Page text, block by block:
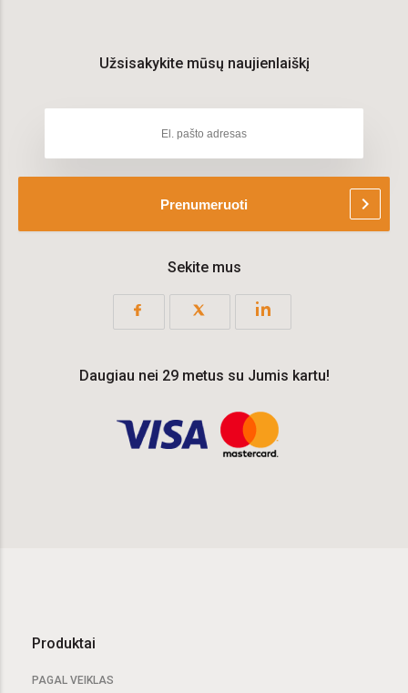
Užsisakykite mūsų naujienlaiškį
Prenumeruoti chevron_right
Sekite mus
Daugiau nei 29 metus su Jumis kartu!
Produktai
PAGAL VEIKLAS